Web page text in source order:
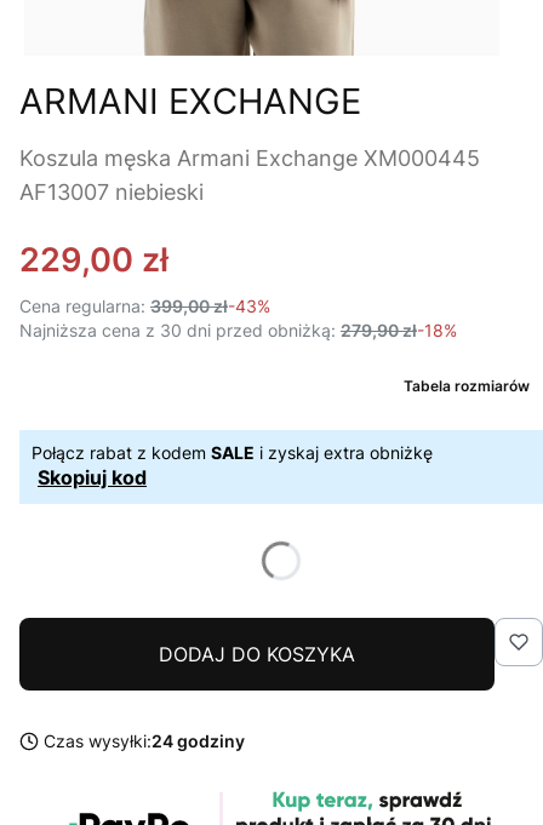
ARMANI EXCHANGE
Koszula męska Armani Exchange XM000445
AF13007 niebieski
229,00 zł
Cena regularna: 399,00 zł-43%
Najniższa cena z 30 dni przed obniżką: 279,90 zł-18%
Tabela rozmiarów
Połącz rabat z kodem SALE i zyskaj extra obniżkę
Skopiuj kod
DODAJ DO KOSZYKA
Czas wysyłki:24 godziny